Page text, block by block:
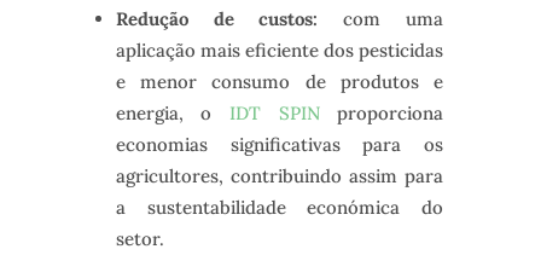
Redução de custos: com uma
aplicação mais eficiente dos pesticidas
e menor consumo de produtos e
energia, o IDT SPINproporciona
economias significativas para os
agricultores, contribuindo assim para
a sustentabilidade económica do
setor.